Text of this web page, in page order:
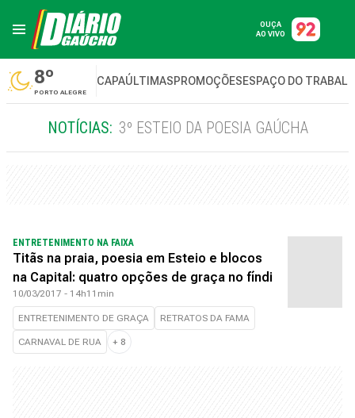
OUÇA
AO VIVO
8º
PORTO ALEGRE
CAPAÚLTIMASPROMOÇÕESESPAÇO DO
NOTÍCIAS: 3º ESTEIO DA POESIA GAÚCHA
ENTRETENIMENTO NA FAIXA
Titãs na praia, poesia em Esteio e blocos
na Capital: quatro opções de graça no fíndi
10/03/2017 - 14h11min
ENTRETENIMENTO DE GRAÇA RETRATOS DA FAMA
CARNAVAL DE RUA + 8